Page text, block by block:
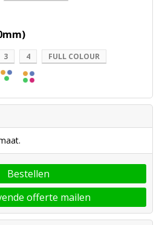
3 4 FULL COLOUR
Bestellen
offerte mailen